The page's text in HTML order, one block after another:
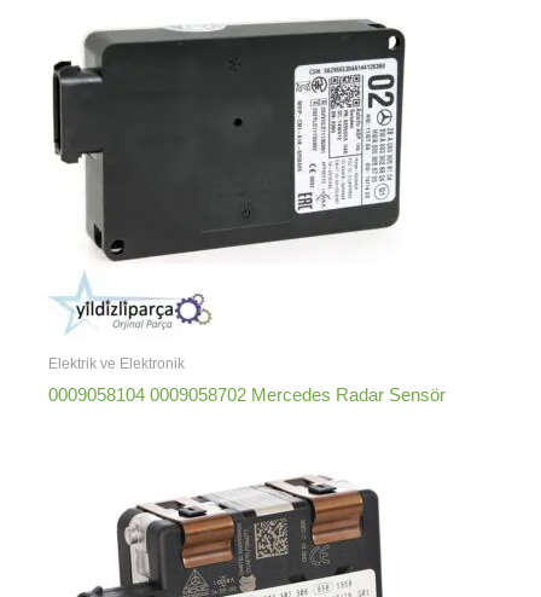
Elektrik ve Elektronik
0009058104 0009058702 Mercedes Radar Sensör